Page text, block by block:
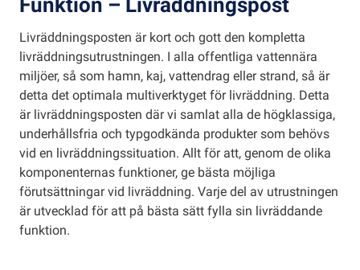
Funktion – Livräddningspost
Livräddningsposten är kort och gott den kompletta
livräddningsutrustningen. I alla offentliga vattennära
miljöer, så som hamn, kaj, vattendrag eller strand, så är
detta det optimala multiverktyget för livräddning. Detta
är livräddningsposten där vi samlat alla de högklassiga,
underhållsfria och typgodkända produkter som behövs
vid en livräddningssituation. Allt för att, genom de olika
komponenternas funktioner, ge bästa möjliga
förutsättningar vid livräddning. Varje del av utrustningen
är utvecklad för att på bästa sätt fylla sin livräddande
funktion.